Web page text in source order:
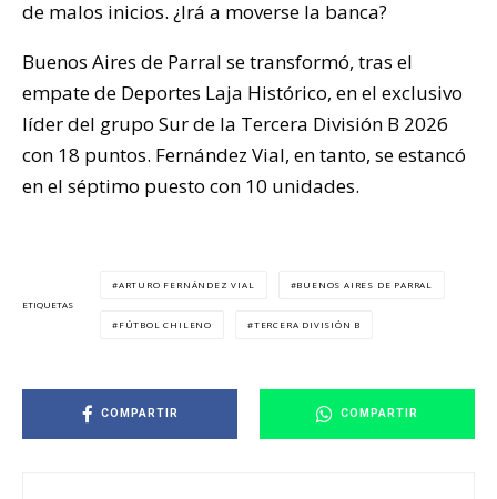
de malos inicios. ¿Irá a moverse la banca?
Buenos Aires de Parral se transformó, tras el
empate de Deportes Laja Histórico, en el exclusivo
líder del grupo Sur de la Tercera División B 2026
con 18 puntos. Fernández Vial, en tanto, se estancó
en el séptimo puesto con 10 unidades.
ETIQUETAS
ARTURO FERNÁNDEZ VIAL BUENOS AIRES DE PARRAL
FÚTBOL CHILENO TERCERA DIVISIÓN B
COMPARTIR COMPARTIR